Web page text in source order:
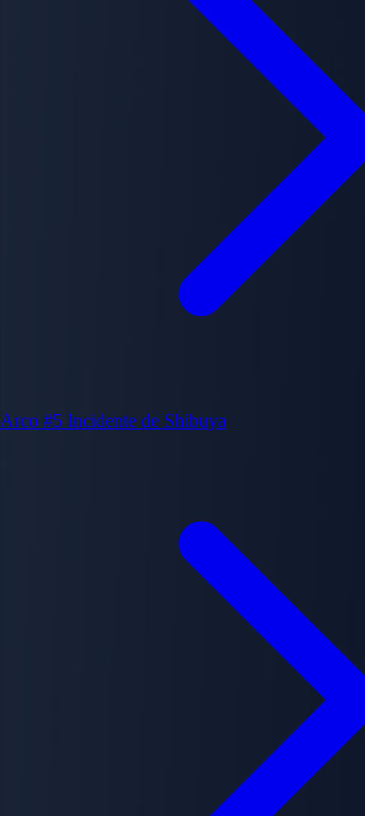
Arco #5 Incidente de Shibuya